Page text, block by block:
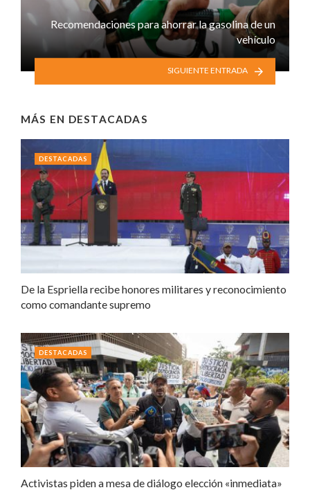
Recomendaciones para ahorrar la gasolina de un
vehículo
SIGUIENTE ENTRADA
MÁS EN DESTACADAS
De la Espriella recibe honores militares y reconocimiento
como comandante supremo
DESTACADAS
Activistas piden a mesa de diálogo elección «inmediata»
DESTACADAS